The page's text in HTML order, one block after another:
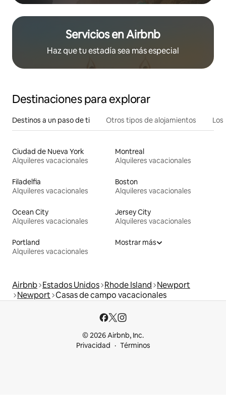
Servicios en Airbnb
Haz que tu estadía sea más especial
Destinaciones para explorar
Destinos a un paso de ti Otros tipos de alojamientos
Ciudad de Nueva York
Alquileres vacacionales
Montreal
Alquileres vacacionales
Filadelfia
Alquileres vacacionales
Boston
Alquileres vacacionales
Ocean City
Alquileres vacacionales
Jersey City
Alquileres vacacionales
Portland
Alquileres vacacionales
Mostrar más
Airbnb Estados Unidos Rhode Island Newport
Newport Casas de campo vacacionales
© 2026 Airbnb, Inc.
Privacidad
Términos